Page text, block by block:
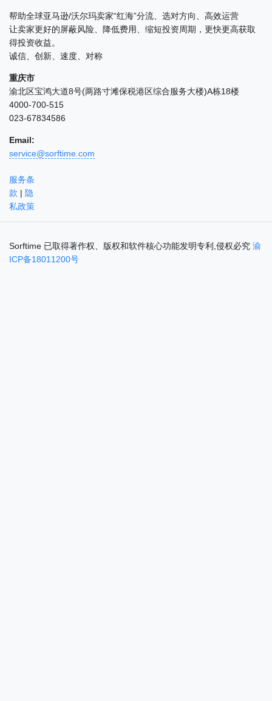
帮助全球亚马逊/沃尔玛卖家“红海”分流、选对方向、高效运营
让卖家更好的屏蔽风险、降低费用、缩短投资周期，更快更高获取
得投资收益。
诚信、创新、速度、对称
重庆市
渝北区宝鸿大道8号(两路寸滩保税港区综合服务大楼)A栋18楼
4000-700-515
023-67834586
Email:
service@sorftime.com
服务条
款 | 隐
私政策
Sorftime 已取得著作权、版权和软件核心功能发明专利,侵权必究 渝
ICP备18011200号